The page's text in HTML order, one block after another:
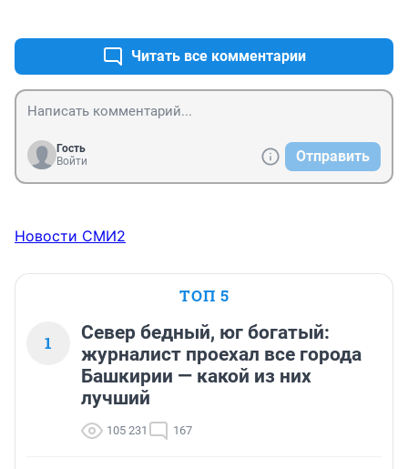
Читать все комментарии
Гость
Войти
Отправить
Новости СМИ2
ТОП 5
1
Север бедный, юг богатый:
журналист проехал все города
Башкирии — какой из них
лучший
105 231 167